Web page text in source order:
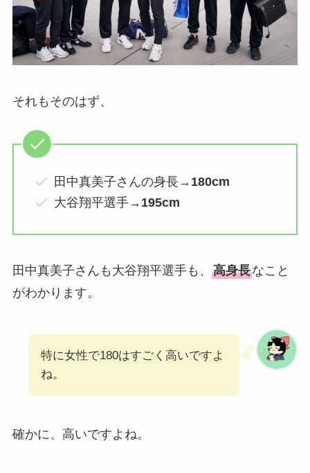
それもそのはず、
田中真美子さんの身長→ 180cm
大谷翔平選手→ 195cm
田中真美子さんも大谷翔平選手も、 高身長なこと
がわかります。
特に女性で180はすごく高いですよ
ね。
確かに、高いですよね。